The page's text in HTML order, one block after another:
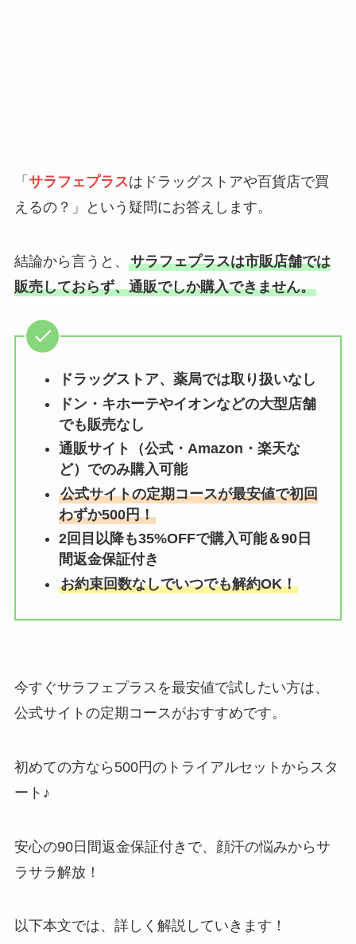
「 サラフェプラスはドラッグストアや百貨店で買
えるの？」という疑問にお答えします。
結論から言うと、 サラフェプラスは市販店舗では
販売しておらず、通販でしか購入できません。
ドラッグストア、薬局では取り扱いなし
ドン・キホーテやイオンなどの大型店舗
でも販売なし
通販サイト（公式・Amazon・楽天な
ど）でのみ購入可能
公式サイトの定期コースが最安値で初回
わずか500円！
2回目以降も35%OFFで購入可能＆90日
間返金保証付き
お約束回数なしでいつでも解約OK！
今すぐサラフェプラスを最安値で試したい方は、
公式サイトの定期コースがおすすめです。
初めての方なら500円のトライアルセットからスタ
ート♪
安心の90日間返金保証付きで、顔汗の悩みからサ
ラサラ解放！
以下本文では、詳しく解説していきます！